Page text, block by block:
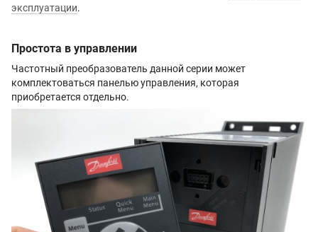
эксплуатации.
Простота в управлении
Частотный преобразователь данной серии может
комплектоваться панелью управления, которая
приобретается отдельно.